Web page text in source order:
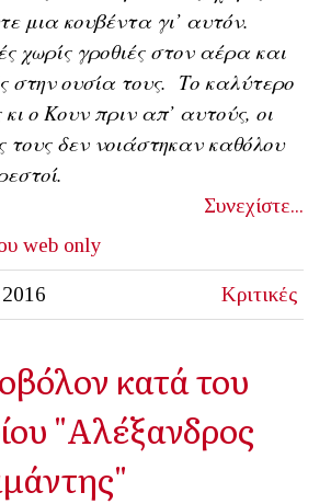
μια κουβέντα γι’ αυτόν.
χωρίς γροθιές στον αέρα και
στην ουσία τους. Το καλύτερο
ο Κουν πριν απ’ αυτούς, οι
τους δεν νοιάστηκαν καθόλου
Συνεχίστε...
web only
Κριτικές
κατά του
"Αλέξανδρος